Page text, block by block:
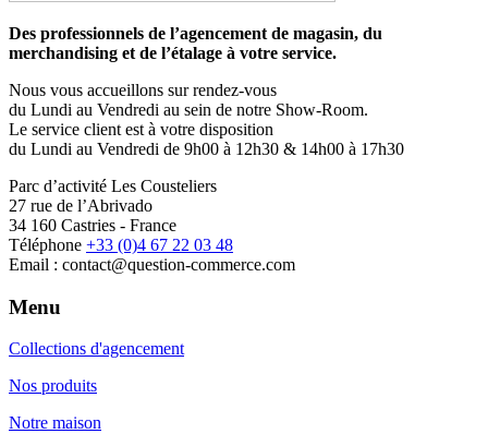
Des professionnels de l’agencement de magasin, du
merchandising et de l’étalage à votre service.
Nous vous accueillons sur rendez-vous
du Lundi au Vendredi au sein de notre Show-Room.
Le service client est à votre disposition
du Lundi au Vendredi de 9h00 à 12h30 & 14h00 à 17h30
Parc d’activité Les Cousteliers
27 rue de l’Abrivado
34 160 Castries - France
Téléphone +33 (0)4 67 22 03 48
Email : contact@question-commerce.com
Menu
Collections d'agencement
Nos produits
Notre maison